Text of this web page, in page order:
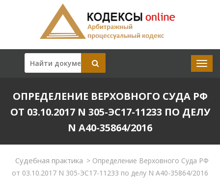
ОПРЕДЕЛЕНИЕ ВЕРХОВНОГО СУДА РФ
ОТ 03.10.2017 N 305-ЭС17-11233 ПО ДЕЛУ
N А40-35864/2016
Судебная практика >Определение Верховного Суда РФ
от 03.10.2017 N 305-ЭС17-11233 по делу N А40-35864/2016